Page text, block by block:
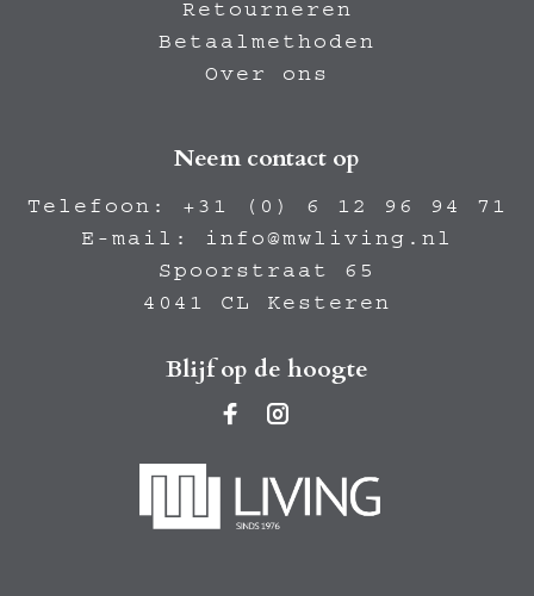
Retourneren
Betaalmethoden
Over ons
Neem contact op
Telefoon: +31 (0) 6 12 96 94 71
E-mail: info@mwliving.nl
Spoorstraat 65
4041 CL Kesteren
Blijf op de hoogte